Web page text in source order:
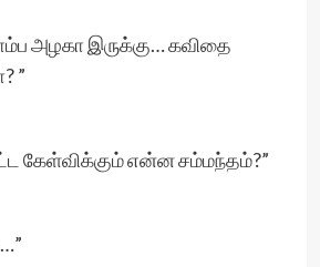
அழகா இருக்கு… கவிதை
”
கேள்விக்கும் என்ன சம்மந்தம்?”